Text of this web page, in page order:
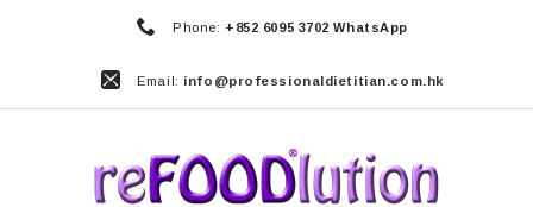
Phone: +852 6095 3702 WhatsApp
Email: info@professionaldietitian.com.hk